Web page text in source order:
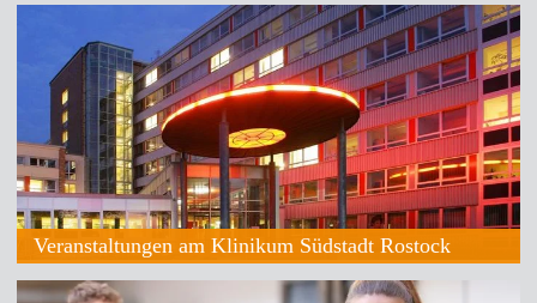
Veranstaltungen am Klinikum Südstadt Rostock